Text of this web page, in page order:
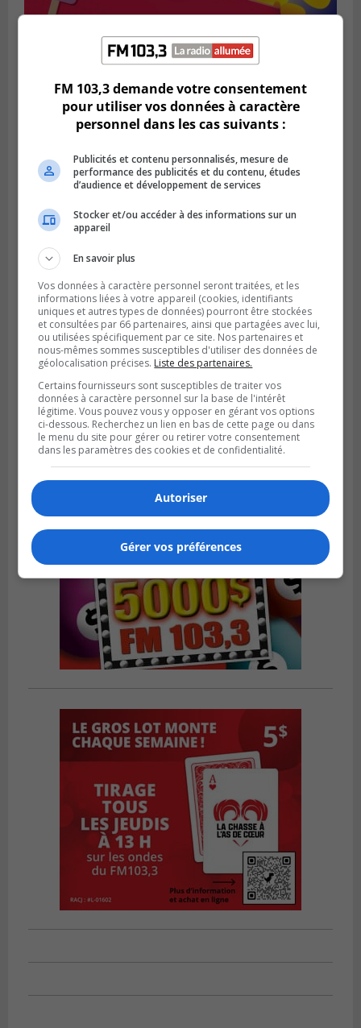
SAINT-BRUNO-DE-MONTARVILLE
Publié le 2 août 2026 à 08h06
Bruno
SAINT-CATHERINE
Publié le 30 juillet 2026 à 07h58
Sainte-Catherine prolonge son aide
financière au Complexe Le Partage
FM 103,3 demande votre consentement
pour utiliser vos données à caractère
personnel dans les cas suivants :
Publicités et contenu personnalisés, mesure de
performance des publicités et du contenu, études
d’audience et développement de services
Stocker et/ou accéder à des informations sur un
appareil
En savoir plus
Vos données à caractère personnel seront traitées, et les
informations liées à votre appareil (cookies, identifiants
uniques et autres types de données) pourront être stockées
et consultées par 66 partenaires, ainsi que partagées avec lui,
ou utilisées spécifiquement par ce site. Nos partenaires et
nous-mêmes sommes susceptibles d'utiliser des données de
géolocalisation précises. Liste des partenaires.
Certains fournisseurs sont susceptibles de traiter vos
données à caractère personnel sur la base de l'intérêt
légitime. Vous pouvez vous y opposer en gérant vos options
ci-dessous. Recherchez un lien en bas de cette page ou dans
le menu du site pour gérer ou retirer votre consentement
dans les paramètres des cookies et de confidentialité.
Autoriser
Gérer vos préférences